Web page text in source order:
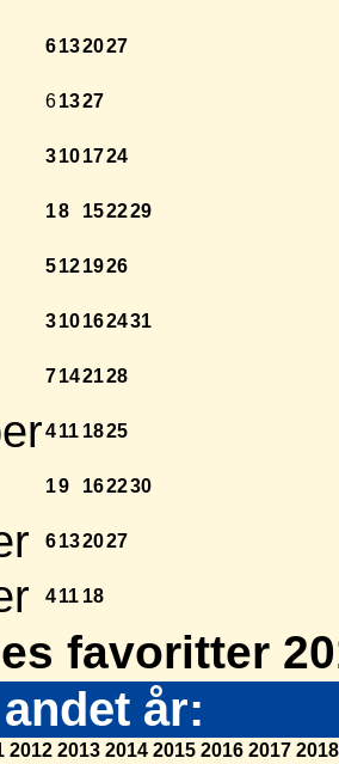
6132027
61327
3101724
18 152229
5121926
310162431
7142128
411 1825
19 162230
6132027
411 18
favoritter
år:
2012 2013 2014 2015 2016 2017 2018